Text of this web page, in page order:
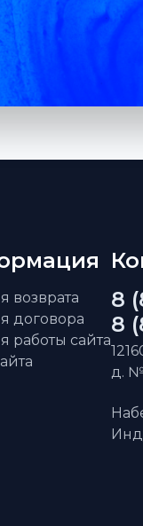
возврата
договора
работы сайта
8
8
д.